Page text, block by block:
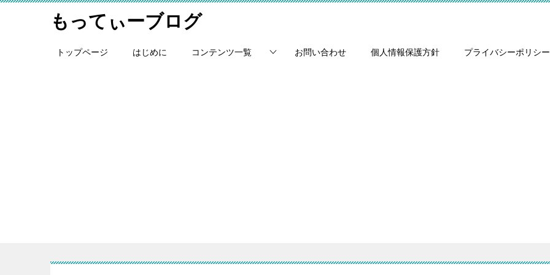
もってぃーブログ
トップページ はじめに コンテンツ一覧 お問い合わせ 個人情報保護方針 プライバシーポリシー